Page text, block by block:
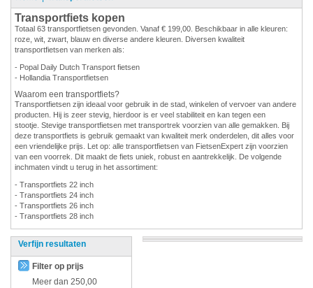
Transportfiets kopen
Totaal 63 transportfietsen gevonden. Vanaf € 199,00. Beschikbaar in alle kleuren:
roze, wit, zwart, blauw en diverse andere kleuren. Diversen kwaliteit
transportfietsen van merken als:
- Popal Daily Dutch Transport fietsen
- Hollandia Transportfietsen
Waarom een transportfiets?
Transportfietsen zijn ideaal voor gebruik in de stad, winkelen of vervoer van andere
producten. Hij is zeer stevig, hierdoor is er veel stabiliteit en kan tegen een
stootje. Stevige transportfietsen met transportrek voorzien van alle gemakken. Bij
deze transportfiets is gebruik gemaakt van kwaliteit merk onderdelen, dit alles voor
een vriendelijke prijs. Let op: alle transportfietsen van FietsenExpert zijn voorzien
van een voorrek. Dit maakt de fiets uniek, robust en aantrekkelijk. De volgende
inchmaten vindt u terug in het assortiment:
- Transportfiets 22 inch
- Transportfiets 24 inch
- Transportfiets 26 inch
- Transportfiets 28 inch
Verfijn resultaten
Filter op prijs
Meer dan 250,00